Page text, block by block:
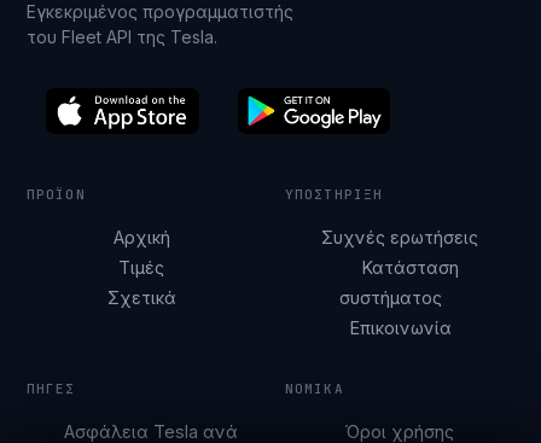
Εγκεκριμένος προγραμματιστής
του Fleet API της Tesla.
ΠΡΟΪΌΝ
Αρχική
Τιμές
Σχετικά
ΥΠΟΣΤΉΡΙΞΗ
Συχνές ερωτήσεις
Κατάσταση
συστήματος
Επικοινωνία
ΠΗΓΈΣ
Ασφάλεια Tesla ανά
ΝΟΜΙΚΆ
Όροι χρήσης